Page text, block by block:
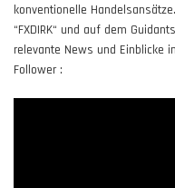
konventionelle
“FXDIRK“ und auf dem
relevante News und Einblicke
Follower :